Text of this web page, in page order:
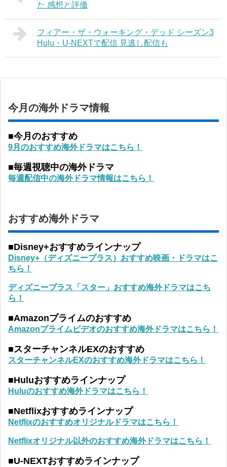
た 感想と評価
フィアー・ザ・ウォーキング・デッド シーズン3
Hulu・U-NEXTで配信 見逃し配信も
今月の海外ドラマ情報
■今月のおすすめ
9月のおすすめ海外ドラマはこちら！
■毎週視聴中の海外ドラマ
毎週配信中の海外ドラマ情報はこちら！
おすすめ海外ドラマ
■Disney+おすすめラインナップ
Disney+（ディズニープラス）おすすめ映画・ドラマはこ
ちら！
ディズニープラス「スター」おすすめ海外ドラマはこち
ら！
■Amazonプライムのおすすめ
Amazonプライムビデオのおすすめ海外ドラマはこちら！
■スターチャンネルEXのおすすめ
スターチャンネルEXのおすすめ海外ドラマはこちら！
■Huluおすすめラインナップ
Huluのおすすめ海外ドラマはこちら！
■Netflixおすすめラインナップ
Netflixのおすすめオリジナルドラマはこちら！
Netflixオリジナル以外のおすすめ海外ドラマはこちら！
■U-NEXTおすすめラインナップ